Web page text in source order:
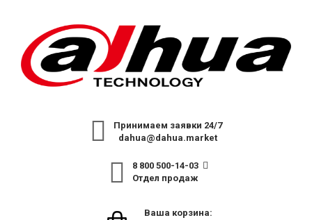
Принимаем заявки 24/7
dahua@dahua.market
8 800 500-14-03
Отдел продаж
Ваша корзина: